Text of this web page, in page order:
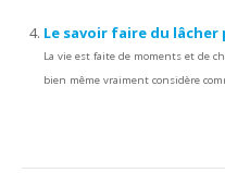
Le savoir faire du lâcher
La vie est faite de moments et de
bien même vraiment considère